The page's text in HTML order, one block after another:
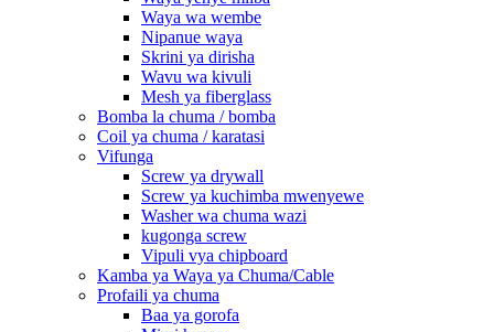
Waya wa wembe
Nipanue waya
Skrini ya dirisha
Wavu wa kivuli
Mesh ya fiberglass
Bomba la chuma / bomba
Coil ya chuma / karatasi
Vifunga
Screw ya drywall
Screw ya kuchimba mwenyewe
Washer wa chuma wazi
kugonga screw
Vipuli vya chipboard
Kamba ya Waya ya Chuma/Cable
Profaili ya chuma
Baa ya gorofa